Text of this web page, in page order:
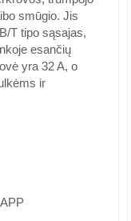
smūgio. Jis
T tipo sąsajas,
esančių
yra 32 A, o
ir